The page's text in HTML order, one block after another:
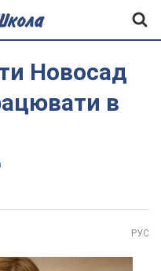
Новосад
в
РУС